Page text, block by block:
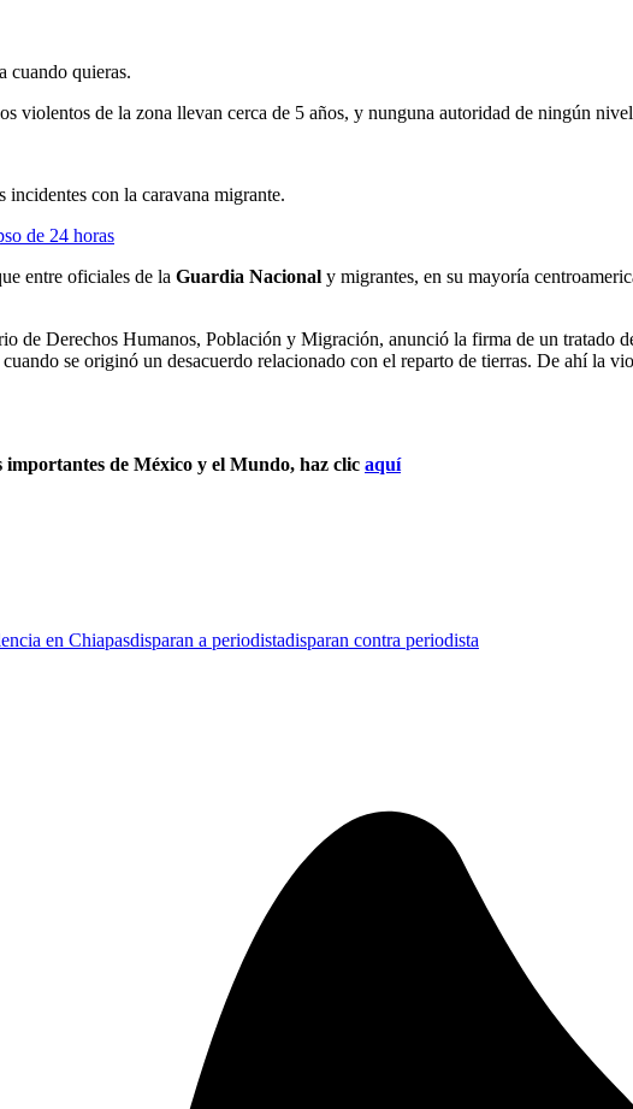
cuando quieras.
violentos de la zona llevan cerca de 5 años, y nunguna autoridad de ningún
incidentes con la caravana migrante.
de 24 horas
entre oficiales de la Guardia Nacional y migrantes, en su mayoría
de Derechos Humanos, Población y Migración, anunció la firma de un tratado
se originó un desacuerdo relacionado con el reparto de tierras. De ahí la
importantes de México y el Mundo, haz clic aquí
en Chiapasdisparan a periodistadisparan contra periodista